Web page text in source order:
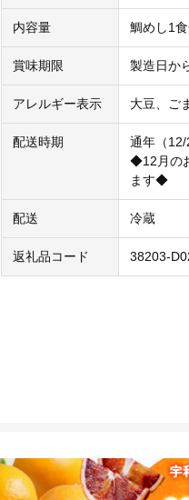
内容量 鯛めし1
賞味期限 製造日か
アレルギー表示 大豆、ご
配送時期
通年（12/
◆12月の
ます◆
配送 冷蔵
返礼品コード 38203-